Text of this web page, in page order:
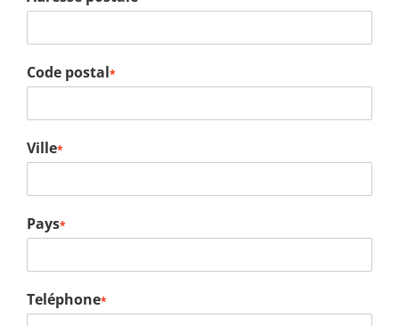
Code postal*
Ville*
Pays*
Teléphone*